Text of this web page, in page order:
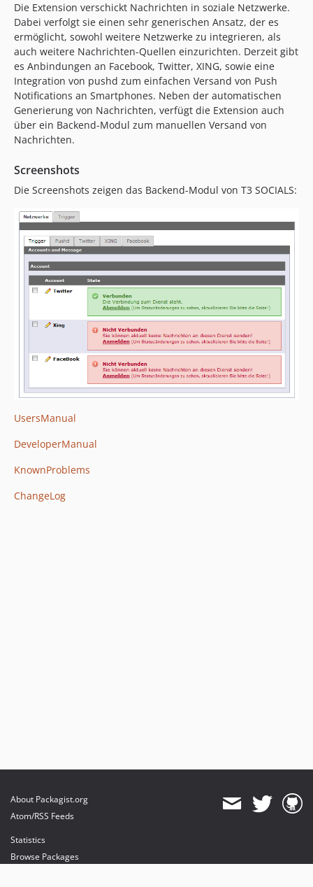
Die Extension verschickt Nachrichten in soziale Netzwerke.
Dabei verfolgt sie einen sehr generischen Ansatz, der es
ermöglicht, sowohl weitere Netzwerke zu integrieren, als
auch weitere Nachrichten-Quellen einzurichten. Derzeit gibt
es Anbindungen an Facebook, Twitter, XING, sowie eine
Integration von pushd zum einfachen Versand von Push
Notifications an Smartphones. Neben der automatischen
Generierung von Nachrichten, verfügt die Extension auch
über ein Backend-Modul zum manuellen Versand von
Nachrichten.
Screenshots
Die Screenshots zeigen das Backend-Modul von T3 SOCIALS:
UsersManual
DeveloperManual
KnownProblems
ChangeLog
About Packagist.org
Atom/RSS Feeds
Statistics
Browse Packages